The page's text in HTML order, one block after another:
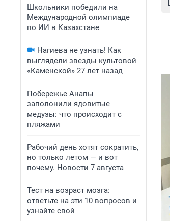
Школьники победили на
Международной олимпиаде
по ИИ в Казахстане
Нагиева не узнать! Как
выглядели звезды культовой
«Каменской» 27 лет назад
Побережье Анапы
заполонили ядовитые
медузы: что происходит с
пляжами
Рабочий день хотят сократить,
но только летом — и вот
почему. Новости 7 августа
Тест на возраст мозга:
ответьте на эти 10 вопросов и
узнайте свой